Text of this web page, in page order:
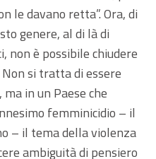
le davano retta”. Ora, di
genere, al di là di
non è possibile chiudere
si tratta di essere
in un Paese che
femminicidio – il
– il tema della violenza
ambiguità di pensiero